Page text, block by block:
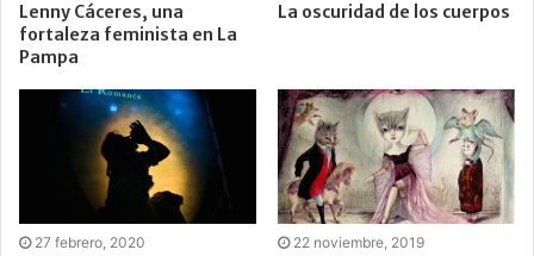
Lenny Cáceres, una
fortaleza feminista en La
Pampa
La oscuridad de los cuerpos
27 febrero, 2020 22 noviembre, 2019